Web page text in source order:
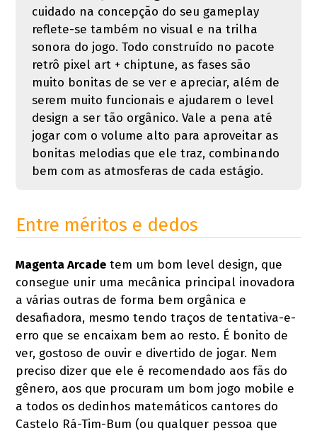
cuidado na concepção do seu gameplay
reflete-se também no visual e na trilha
sonora do jogo. Todo construído no pacote
retrô pixel art + chiptune, as fases são
muito bonitas de se ver e apreciar, além de
serem muito funcionais e ajudarem o level
design a ser tão orgânico. Vale a pena até
jogar com o volume alto para aproveitar as
bonitas melodias que ele traz, combinando
bem com as atmosferas de cada estágio.
Entre méritos e dedos
Magenta Arcade tem um bom level design, que
consegue unir uma mecânica principal inovadora
a várias outras de forma bem orgânica e
desafiadora, mesmo tendo traços de tentativa-e-
erro que se encaixam bem ao resto. É bonito de
ver, gostoso de ouvir e divertido de jogar. Nem
preciso dizer que ele é recomendado aos fãs do
gênero, aos que procuram um bom jogo mobile e
a todos os dedinhos matemáticos cantores do
Castelo Rá-Tim-Bum (ou qualquer pessoa que